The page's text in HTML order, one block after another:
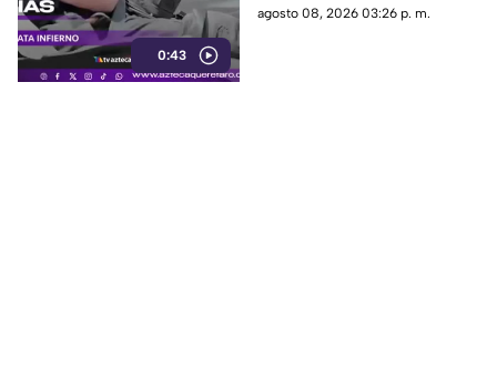
0:43
de bomberos y dejó víctimas
agosto 08, 2026 03:26 p. m.